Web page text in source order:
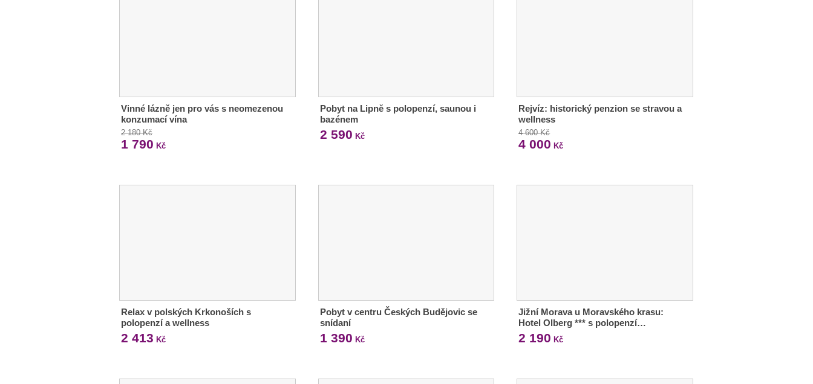
Vinné lázně jen pro vás s neomezenou
konzumací vína
2 180 Kč
1 790 Kč
Pobyt na Lipně s polopenzí, saunou i
bazénem
2 590 Kč
Rejvíz: historický penzion se stravou a
wellness
4 600 Kč
4 000 Kč
Relax v polských Krkonoších s
polopenzí a wellness
2 413 Kč
Pobyt v centru Českých Budějovic se
snídaní
1 390 Kč
Jižní Morava u Moravského krasu:
Hotel Olberg *** s polopenzí…
2 190 Kč